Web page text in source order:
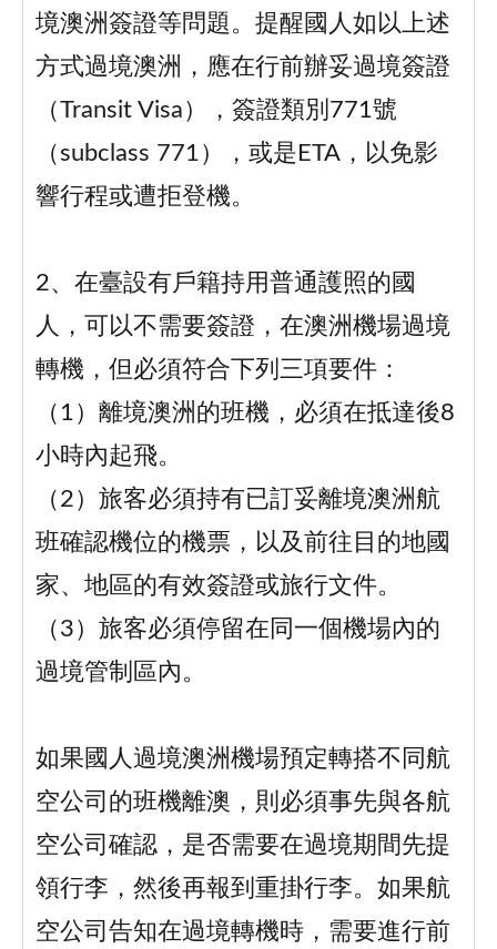
境澳洲簽證等問題。提醒國人如以上述
方式過境澳洲，應在行前辦妥過境簽證
（Transit Visa），簽證類別771號
（subclass 771），或是ETA，以免影
響行程或遭拒登機。
2、在臺設有戶籍持用普通護照的國
人，可以不需要簽證，在澳洲機場過境
轉機，但必須符合下列三項要件：
（1）離境澳洲的班機，必須在抵達後8
小時內起飛。
（2）旅客必須持有已訂妥離境澳洲航
班確認機位的機票，以及前往目的地國
家、地區的有效簽證或旅行文件。
（3）旅客必須停留在同一個機場內的
過境管制區內。
如果國人過境澳洲機場預定轉搭不同航
空公司的班機離澳，則必須事先與各航
空公司確認，是否需要在過境期間先提
領行李，然後再報到重掛行李。如果航
空公司告知在過境轉機時，需要進行前